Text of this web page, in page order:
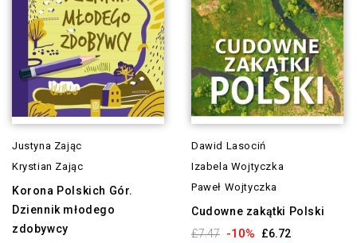
Justyna Zając
Krystian Zając
Korona Polskich Gór.
Dziennik młodego
zdobywcy
Dawid Lasociń
Izabela Wojtyczka
Paweł Wojtyczka
Cudowne zakątki Polski
£7.47 -10% £6.72